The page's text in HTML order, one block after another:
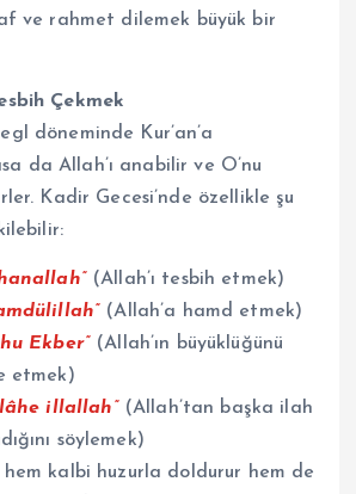
ve rahmet dilemek büyük bir
Çekmek
döneminde Kur’an’a
da Allah’ı anabilir ve O’nu
Kadir Gecesi’nde özellikle şu
(Allah’ı tesbih etmek)
(Allah’a hamd etmek)
Ekber”(Allah’ın büyüklüğünü
etmek)
illallah”(Allah’tan başka ilah
söylemek)
hem kalbi huzurla doldurur hem de